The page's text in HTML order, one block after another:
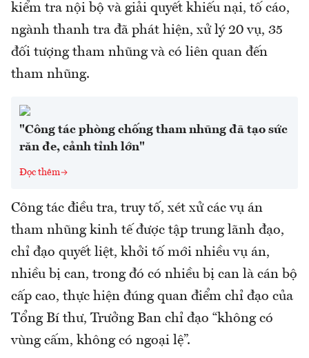
kiểm tra nội bộ và giải quyết khiếu nại, tố cáo,
ngành thanh tra đã phát hiện, xử lý 20 vụ, 35
đối tượng tham nhũng và có liên quan đến
tham nhũng.
"Công tác phòng chống tham nhũng đã tạo sức
răn đe, cảnh tỉnh lớn"
Đọc thêm
Công tác điều tra, truy tố, xét xử các vụ án
tham nhũng kinh tế được tập trung lãnh đạo,
chỉ đạo quyết liệt, khởi tố mới nhiều vụ án,
nhiều bị can, trong đó có nhiều bị can là cán bộ
cấp cao, thực hiện đúng quan điểm chỉ đạo của
Tổng Bí thư, Trưởng Ban chỉ đạo “không có
vùng cấm, không có ngoại lệ”.